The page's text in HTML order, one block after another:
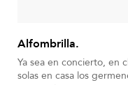
Alfombrilla.
Ya sea en concierto, en
solas en casa los